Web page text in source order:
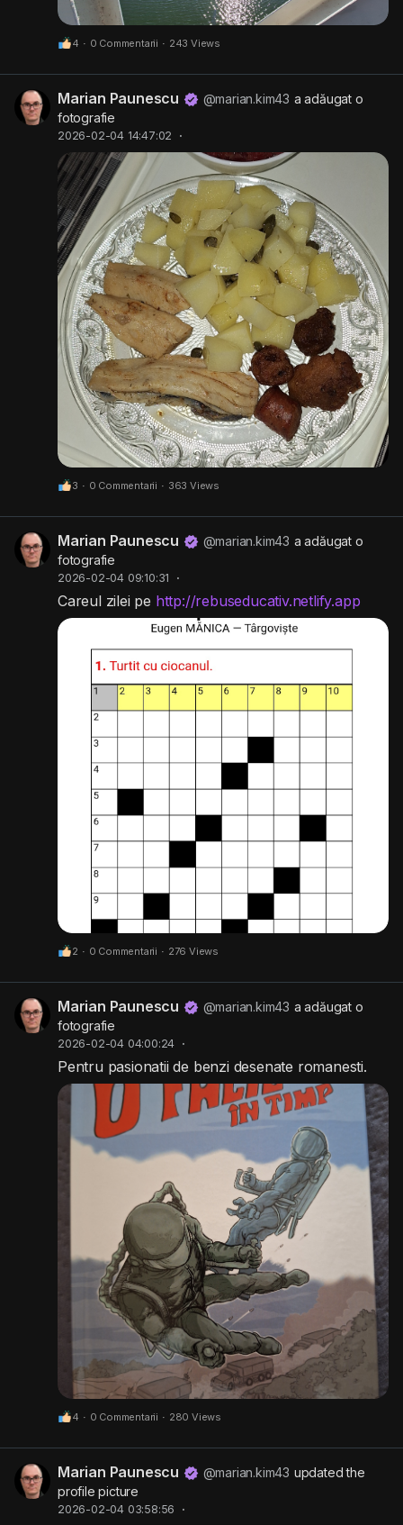
4 · 0 Commentarii · 243 Views
Marian Paunescu @marian.kim43 a adăugat o
fotografie
2026-02-04 14:47:02 ·
3 · 0 Commentarii · 363 Views
Marian Paunescu @marian.kim43 a adăugat o
fotografie
2026-02-04 09:10:31 ·
Careul zilei pe http://rebuseducativ.netlify.app
2 · 0 Commentarii · 276 Views
Marian Paunescu @marian.kim43 a adăugat o
fotografie
2026-02-04 04:00:24 ·
Pentru pasionatii de benzi desenate romanesti.
4 · 0 Commentarii · 280 Views
Marian Paunescu @marian.kim43 updated the
profile picture
2026-02-04 03:58:56 ·